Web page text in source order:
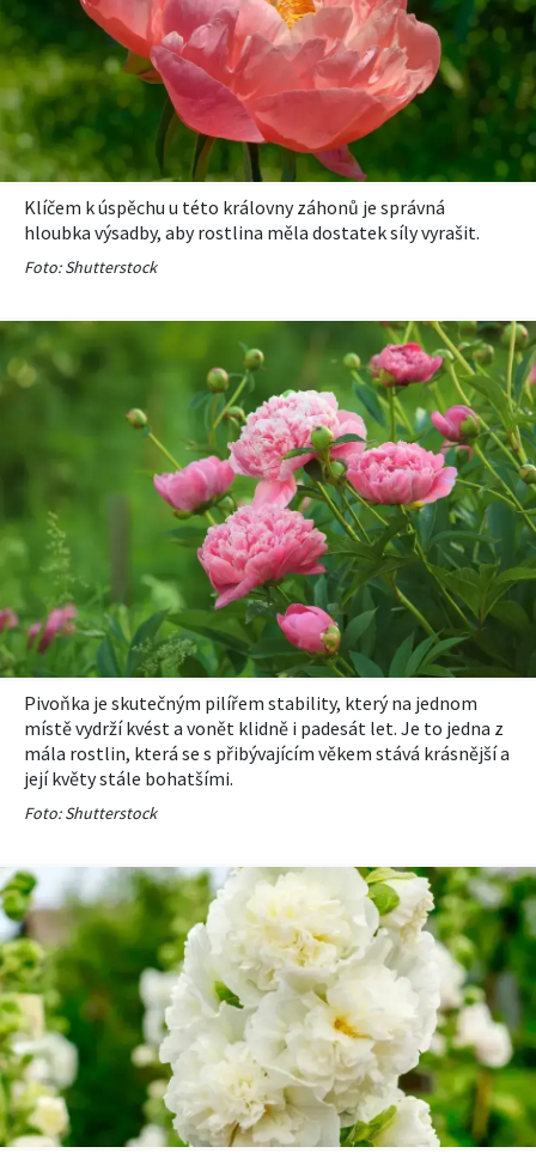
Klíčem k úspěchu u této královny záhonů je správná
hloubka výsadby, aby rostlina měla dostatek síly vyrašit.
Foto: Shutterstock
Pivoňka je skutečným pilířem stability, který na jednom
místě vydrží kvést a vonět klidně i padesát let. Je to jedna z
mála rostlin, která se s přibývajícím věkem stává krásnější a
její květy stále bohatšími.
Foto: Shutterstock